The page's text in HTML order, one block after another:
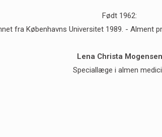
Født 1962:
fra Københavns Universitet 1989. - Alment
Lena Christa Mogensen
Speciallæge i almen